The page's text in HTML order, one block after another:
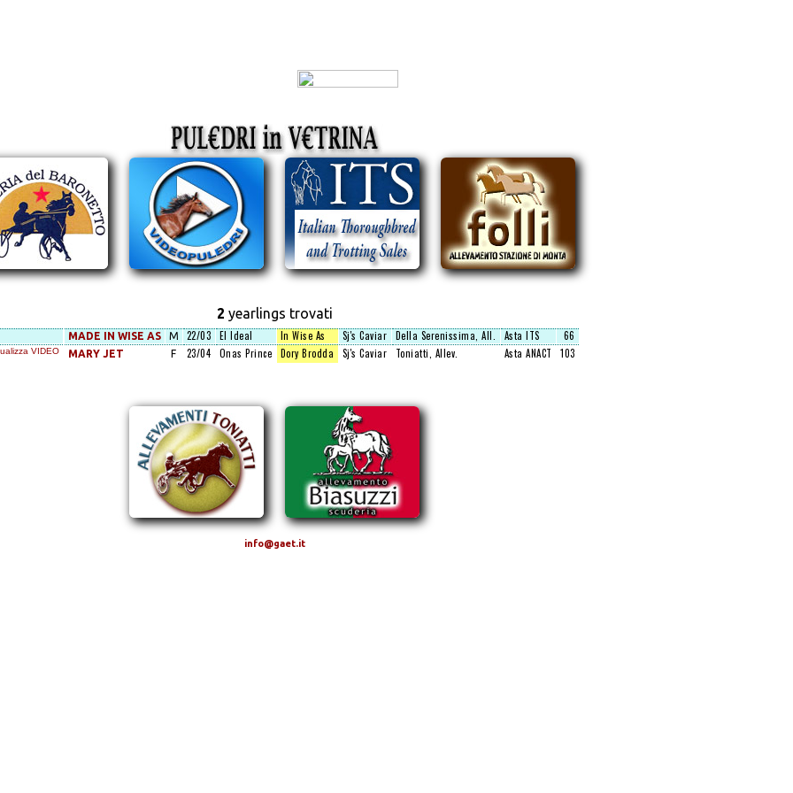
2 yearlings trovati
MADE IN WISE AS M 22/03 El Ideal In Wise As Sj's Caviar Della Serenissima, All. Asta ITS 66
MARY JET F 23/04 Onas Prince Dory Brodda Sj's Caviar Toniatti, Allev. Asta ANACT 103
info@gaet.it